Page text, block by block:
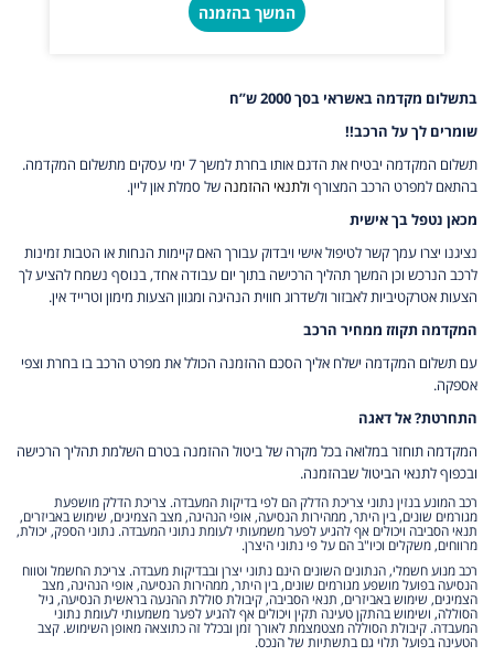
המשך בהזמנה
בתשלום מקדמה באשראי בסך 2000 ש”ח
שומרים לך על הרכב!!
תשלום המקדמה יבטיח את הדגם אותו בחרת למשך 7 ימי עסקים מתשלום המקדמה.
בהתאם למפרט הרכב המצורף ולתנאי ההזמנה של סמלת און ליין.
מכאן נטפל בך אישית
נציגנו יצרו עמך קשר לטיפול אישי ויבדוק עבורך האם קיימות הנחות או הטבות זמינות
לרכב הנרכש וכן המשך תהליך הרכישה בתוך יום עבודה אחד, בנוסף נשמח להציע לך
הצעות אטרקטיביות לאבזור ולשדרוג חווית הנהיגה ומגוון הצעות מימון וטרייד אין.
המקדמה תקוזז ממחיר הרכב
עם תשלום המקדמה ישלח אליך הסכם ההזמנה הכולל את מפרט הרכב בו בחרת וצפי
אספקה.
התחרטת? אל דאגה
המקדמה תוחזר במלואה בכל מקרה של ביטול ההזמנה בטרם השלמת תהליך הרכישה
ובכפוף לתנאי הביטול שבהזמנה.
רכב המונע בנזין נתוני צריכת הדלק הם לפי בדיקות המעבדה. צריכת הדלק מושפעת
מגורמים שונים, בין היתר, ממהירות הנסיעה, אופי הנהיגה, מצב הצמיגים, שימוש באביזרים,
תנאי הסביבה ויכולים אף להגיע לפער משמעותי לעומת נתוני המעבדה. נתוני הספק, יכולת,
מרווחים, משקלים וכיו"ב הם על פי נתוני היצרן.
רכב מנוע חשמלי, הנתונים השונים הינם נתוני יצרן ובבדיקות מעבדה. צריכת החשמל וטווח
הנסיעה בפועל מושפע מגורמים שונים, בין היתר, ממהירות הנסיעה, אופי הנהיגה, מצב
הצמיגים, שימוש באביזרים, תנאי הסביבה, קיבולת סוללת ההנעה בראשית הנסיעה, גיל
הסוללה, ושימוש בהתקן טעינה תקין ויכולים אף להגיע לפער משמעותי לעומת נתוני
המעבדה. קיבולת הסוללה מצטמצמת לאורך זמן ובכלל זה כתוצאה מאופן השימוש. קצב
הטעינה בפועל תלוי גם בתשתיות של הנכס.